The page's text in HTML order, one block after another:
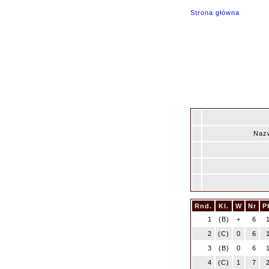
Strona główna
Rnd. Kl. W Nr
1
(B) + 6
2
(C) 0 6
3
(B) 0 6
4
(C) 1 7